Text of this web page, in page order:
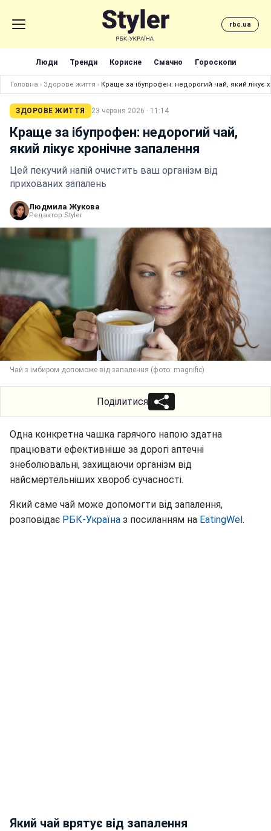
rbc.ua
Люди Тренди Корисне Смачно Гороскопи
Головна › Здорове життя › Краще за ібупрофен: недорогий чай, який лікує
ЗДОРОВЕ ЖИТТЯ 23 червня 2026 · 11:14
Краще за ібупрофен: недорогий чай,
який лікує хронічне запалення
Цей пекучий напій очистить ваш організм від
прихованих запалень
Людмила Жукова
Редактор Styler
Чай з імбиром допоможе від запалення (фото: magnific)
Поділитися
Одна конкретна чашка гарячого напою здатна
працювати ефективніше за дорогі аптечні
знеболювальні, захищаючи організм від
найсмертельніших хвороб сучасності.
Який саме чай може допомогти від запалення,
розповідає РБК-Україна з посиланням на EatingWel.
Який чай врятує від запалення